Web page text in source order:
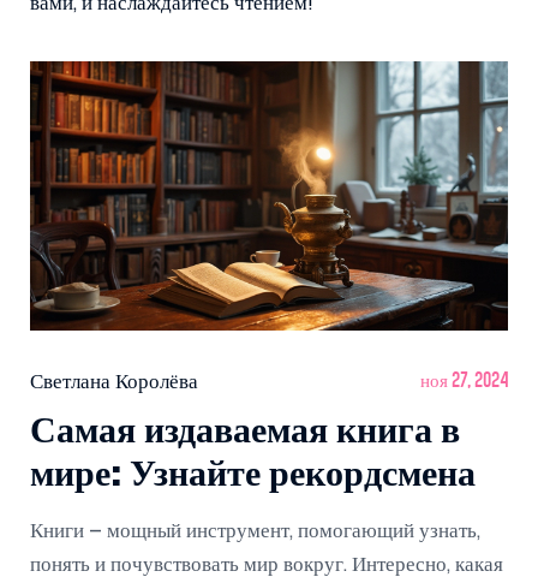
вами, и наслаждайтесь чтением!
Светлана Королёва ноя 27, 2024
Самая издаваемая книга в
мире: Узнайте рекордсмена
Книги – мощный инструмент, помогающий узнать,
понять и почувствовать мир вокруг. Интересно, какая